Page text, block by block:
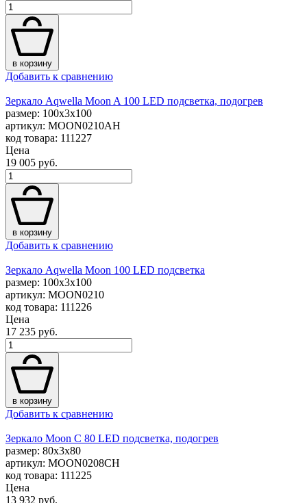
в корзину
Добавить к сравнению
Зеркало Aqwella Moon A 100 LED подсветка, подогрев
размер: 100x3x100
артикул: MOON0210AH
код товара: 111227
Цена
19 005 руб.
в корзину
Добавить к сравнению
Зеркало Aqwella Moon 100 LED подсветка
размер: 100x3x100
артикул: MOON0210
код товара: 111226
Цена
17 235 руб.
в корзину
Добавить к сравнению
Зеркало Moon C 80 LED подсветка, подогрев
размер: 80x3x80
артикул: MOON0208CH
код товара: 111225
Цена
13 932 руб.